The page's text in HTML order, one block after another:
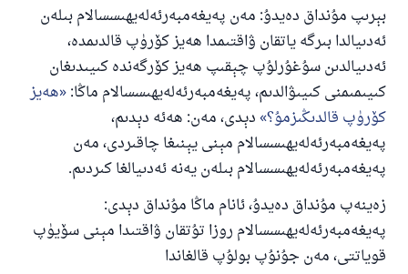
بېرىپ مۇنداق دەيدۇ: مەن پەيغەمبەرئەلەيھىسسالام بىلەن
ئەدىيالدا بىرگە ياتقان ۋاقتىمدا ھەيز كۆرۈپ قالدىمدە،
ئەدىيالدىن سۇغۇرلۇپ چېقىپ ھەيز كۆرگەندە كىيىدىغان
كىيىمىمنى كىيىۋالدىم، پەيغەمبەرئەلەيھىسسالام ماڭا: ھەيز
كۆرۈپ قالدىڭىزمۇ؟ دېدى، مەن: ھەئە دېدىم،
پەيغەمبەرئەلەيھىسسالام مېنى يېنىغا چاقىردى، مەن
پەيغەمبەرئەلەيھىسسالام بىلەن يەنە ئەدىيالغا كىردىم.
زەينەپ مۇنداق دەيدۇ، ئانام ماڭا مۇنداق دېدى:
پەيغەمبەرئەلەيھىسسالام روزا تۇتقان ۋاقتىدا مېنى سۆيۈپ
قوياتتى، مەن جۇنۇپ بولۇپ قالغاندا